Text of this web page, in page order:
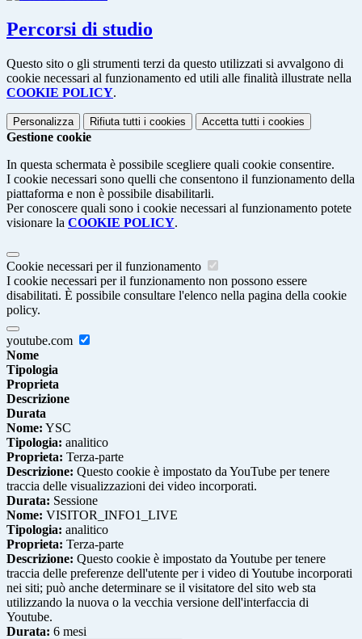
Percorsi di studio
Questo sito o gli strumenti terzi da questo utilizzati si avvalgono di
cookie necessari al funzionamento ed utili alle finalità illustrate nella
COOKIE POLICY.
Personalizza Rifiuta tutti i cookies Accetta tutti i cookies
Gestione cookie
In questa schermata è possibile scegliere quali cookie consentire.
I cookie necessari sono quelli che consentono il funzionamento della
piattaforma e non è possibile disabilitarli.
Per conoscere quali sono i cookie necessari al funzionamento potete
visionare la COOKIE POLICY.
Cookie necessari per il funzionamento
I cookie necessari per il funzionamento non possono essere
disabilitati. È possibile consultare l'elenco nella pagina della cookie
policy.
youtube.com
Nome
Tipologia
Proprieta
Descrizione
Durata
Nome: YSC
Tipologia: analitico
Proprieta: Terza-parte
Descrizione: Questo cookie è impostato da YouTube per tenere
traccia delle visualizzazioni dei video incorporati.
Durata: Sessione
Nome: VISITOR_INFO1_LIVE
Tipologia: analitico
Proprieta: Terza-parte
Descrizione: Questo cookie è impostato da Youtube per tenere
traccia delle preferenze dell'utente per i video di Youtube incorporati
nei siti; può anche determinare se il visitatore del sito web sta
utilizzando la nuova o la vecchia versione dell'interfaccia di
Youtube.
Durata: 6 mesi